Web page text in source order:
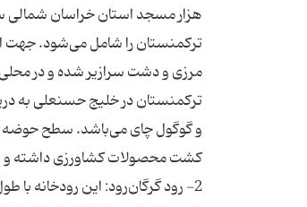
تركمنستان را شامل می‌شود. جهت
مرزی و دشت سرازیر شده و در محلی
تركمنستان در خلیج حسنعلی به